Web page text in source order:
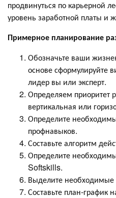
продвинуться по карьерной
уровень заработной платы и
Примерное планирование
Обозначьте ваши
основе сформулируйте
лидер вы или эксперт.
Определяем приоритет
вертикальная или
Определите
профнавыков.
Составьте алгоритм
Определите
Softskills.
Выделите
Составьте план-график